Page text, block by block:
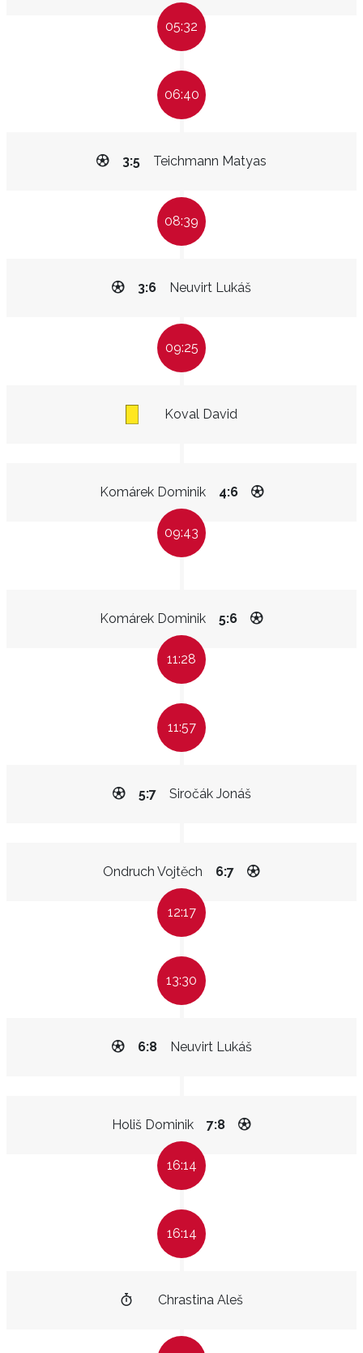
05:32
06:40
Teichmann Matyas
3:5
08:39
Neuvirt Lukáš
3:6
09:25
Koval David
Komárek Dominik 4:6
09:43
Komárek Dominik 5:6
11:28
11:57
Siročák Jonáš
5:7
Ondruch Vojtěch 6:7
12:17
13:30
Neuvirt Lukáš
6:8
Holiš Dominik 7:8
16:14
16:14
Chrastina Aleš